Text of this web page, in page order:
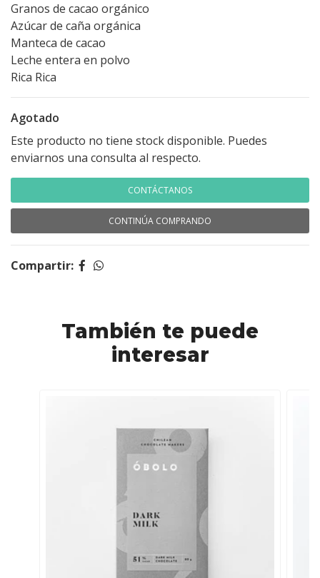
Granos de cacao orgánico
Azúcar de caña orgánica
Manteca de cacao
Leche entera en polvo
Rica Rica
Agotado
Este producto no tiene stock disponible. Puedes
enviarnos una consulta al respecto.
CONTÁCTANOS
CONTINÚA COMPRANDO
Compartir:
También te puede
interesar